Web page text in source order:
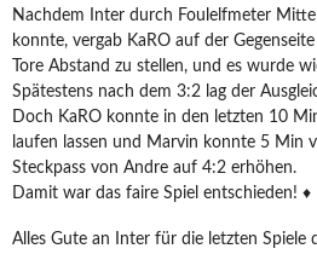
Nachdem Inter durch Foulelfmeter
konnte, vergab KaRO auf der
Tore Abstand zu stellen, und es wurde
Spätestens nach dem 3:2 lag der
Doch KaRO konnte in den letzten 10
laufen lassen und Marvin konnte 5 Min
Steckpass von Andre auf 4:2 erhöhen.
Damit war das faire Spiel entschieden! ♦️
Alles Gute an Inter für die letzten Spiele